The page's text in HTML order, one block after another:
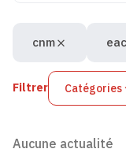
Filtrer Catégories
cnm eac
Aucune actualité